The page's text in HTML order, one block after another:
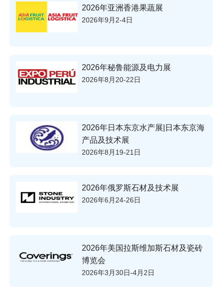
2026年亚洲香港果蔬展
2026年9月2-4日
2026年秘鲁能源及电力展
2026年8月20-22日
2026年日本东京水产展|日本东京海
产品及技术展
2026年8月19-21日
2026年俄罗斯石材及技术展
2026年6月24-26日
2026年美国拉斯维加斯石材及瓷砖
博览会
2026年3月30日-4月2日